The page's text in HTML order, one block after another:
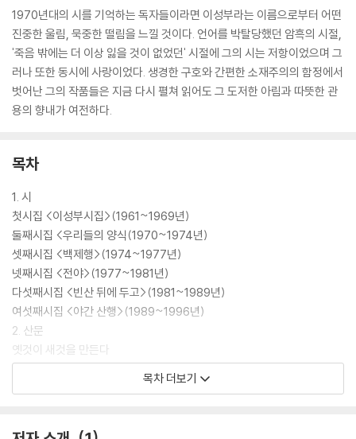
1970년대의 시를 기억하는 독자들이라면 이성부라는 이름으로부터 어떤
진중한 울림, 묵중한 떨림을 느낄 것이다. 언어를 박탈당했던 암흑의 시절,
'죽음 밖에는 더 이상 잃을 것이 없었던' 시절에 그의 시는 저항이었으며 그
러나 또한 동시에 사랑이었다. 생경한 구호와 간편한 소재주의의 함정에서
벗어난 그의 작품들은 지금 다시 펼쳐 읽어도 그 도저한 아림과 따뜻한 관
용의 향내가 여전하다.
목차
1. 시
첫시집 <이성부시집>(1961~1969년)
둘째시집 <우리들의 양식(1970~1974년)
셋째시집 <백제행>(1974~1977년)
넷째시집 <전야>(1977~1981년)
다섯째시집 <빈산 뒤에 두고>(1981~1989년)
여섯째시집 <야간 산행>(1989~1996년)
2. 산문
옛것이 새것을 만든다
산과 더불어
목차 더보기